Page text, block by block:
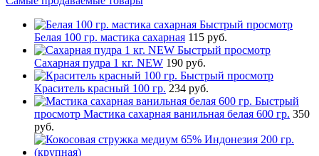
Быстрый просмотр
Белая 100 гр. мастика сахарная 115 руб.
Быстрый просмотр
Сахарная пудра 1 кг. NEW 190 руб.
Быстрый просмотр
Краситель красный 100 гр. 234 руб.
Быстрый
просмотр Мастика сахарная ванильная белая 600 гр. 350
руб.